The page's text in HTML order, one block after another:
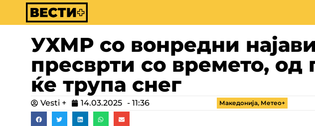
УХМР со вонредни
пресврти со времето,
ќе трупа снег
Vesti + 14.03.2025 - 11:36 Македонија, Метео+